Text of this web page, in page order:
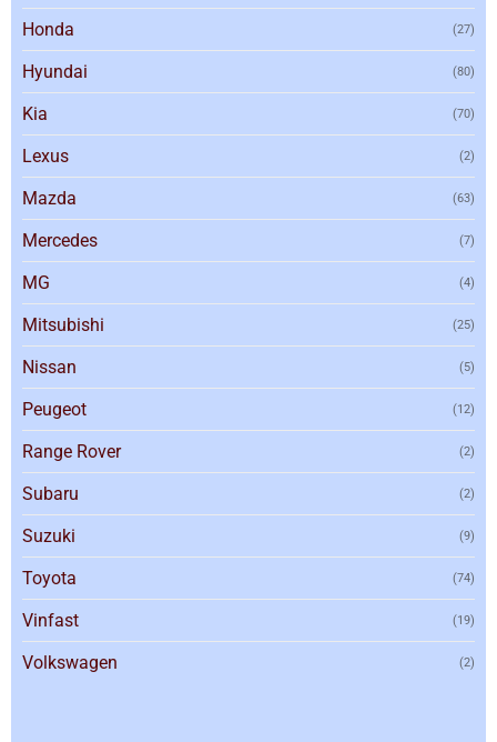
Honda (27)
Hyundai (80)
Kia (70)
Lexus (2)
Mazda (63)
Mercedes (7)
MG (4)
Mitsubishi (25)
Nissan (5)
Peugeot (12)
Range Rover (2)
Subaru (2)
Suzuki (9)
Toyota (74)
Vinfast (19)
Volkswagen (2)